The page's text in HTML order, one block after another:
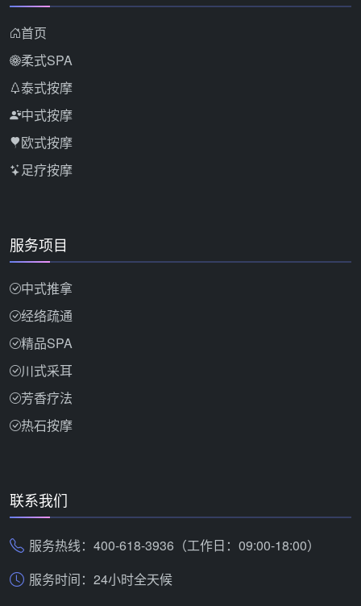
首页
柔式SPA
泰式按摩
中式按摩
欧式按摩
足疗按摩
服务项目
中式推拿
经络疏通
精品SPA
川式采耳
芳香疗法
热石按摩
联系我们
服务热线：400-618-3936（工作日：09:00-18:00）
服务时间：24小时全天候